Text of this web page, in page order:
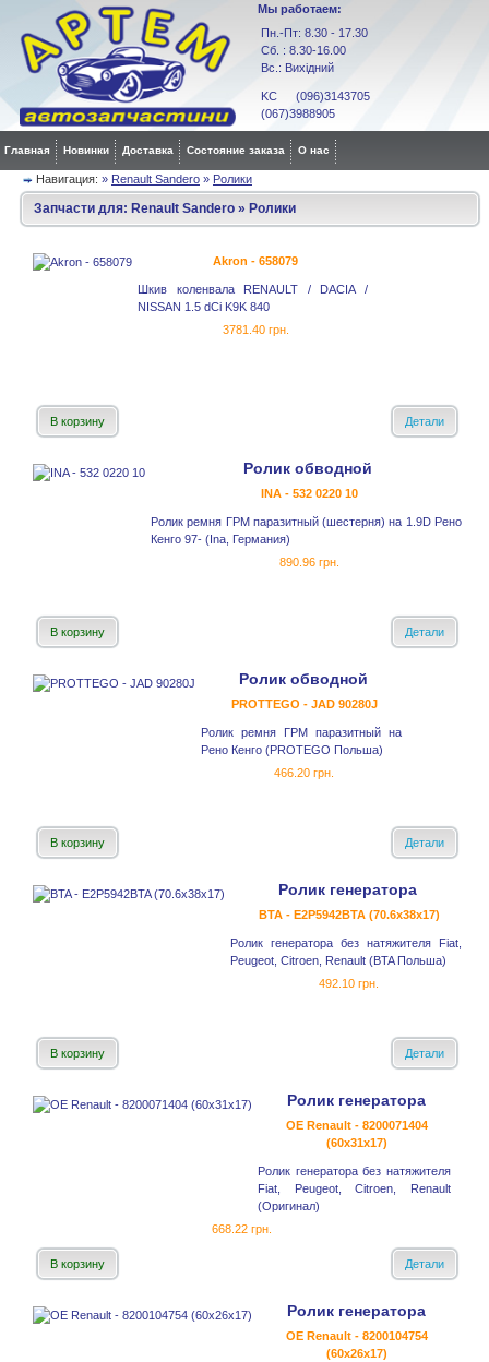
Мы работаем:
Пн.-Пт: 8.30 - 17.30
Сб. : 8.30-16.00
Вс.: Вихідний
KC (096)3143705
(067)3988905
Главная Новинки Доставка Состояние заказа О нас
Навигация: » Renault Sandero » Ролики
Запчасти для: Renault Sandero » Ролики
Akron - 658079
Шкив коленвала RENAULT / DACIA /
NISSAN 1.5 dCi K9K 840
3781.40 грн.
В корзину Детали
Ролик обводной
INA - 532 0220 10
Ролик ремня ГРМ паразитный (шестерня) на 1.9D Рено
Кенго 97- (Ina, Германия)
890.96 грн.
В корзину Детали
Ролик обводной
PROTTEGO - JAD 90280J
Ролик ремня ГРМ паразитный на
Рено Кенго (PROTEGO Польша)
466.20 грн.
В корзину Детали
Ролик генератора
BTA - E2P5942BTA (70.6x38x17)
Ролик генератора без натяжителя Fiat,
Peugeot, Citroen, Renault (BTA Польша)
492.10 грн.
В корзину Детали
Ролик генератора
OE Renault - 8200071404
(60x31x17)
Ролик генератора без натяжителя
Fiat, Peugeot, Citroen, Renault
(Оригинал)
668.22 грн.
В корзину Детали
Ролик генератора
OE Renault - 8200104754
(60x26x17)